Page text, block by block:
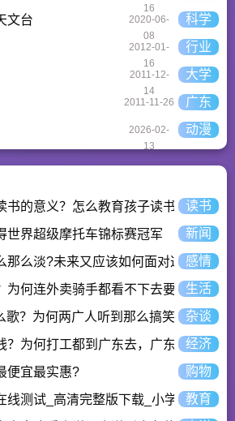
16
文台
2020-06-
08
科学
2012-01-
16
行业
2011-12-
14
大学
2011-11-26
广东
2026-02-
13
动漫
书的意义？怎么教育孩子读书？读书
世界超级摩托车锦标赛冠军
新闻
那么淡?未来又应该如何面对这人情淡
感情
为何连外卖骑手都看不下去要举报？
生活
歌？为何两广人听到那么搞笑？马超
杂谈
？为何打工都到广东去，广东连续37年
经济
便宜最实惠?
购物
线测试_高清完整版下载_小学数学口算
教育